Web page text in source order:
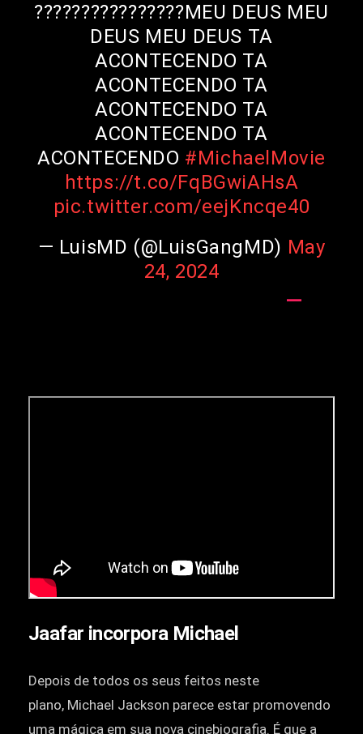
????????????????MEU DEUS MEU
DEUS MEU DEUS TA
ACONTECENDO TA
ACONTECENDO TA
ACONTECENDO TA
ACONTECENDO TA
ACONTECENDO #MichaelMovie
https://t.co/FqBGwiAHsA
pic.twitter.com/eejKncqe40
— LuisMD (@LuisGangMD) May
24, 2024
Jaafar incorpora Michael
Depois de todos os seus feitos neste
plano, Michael Jackson parece estar promovendo
uma mágica em sua nova cinebiografia. É que a